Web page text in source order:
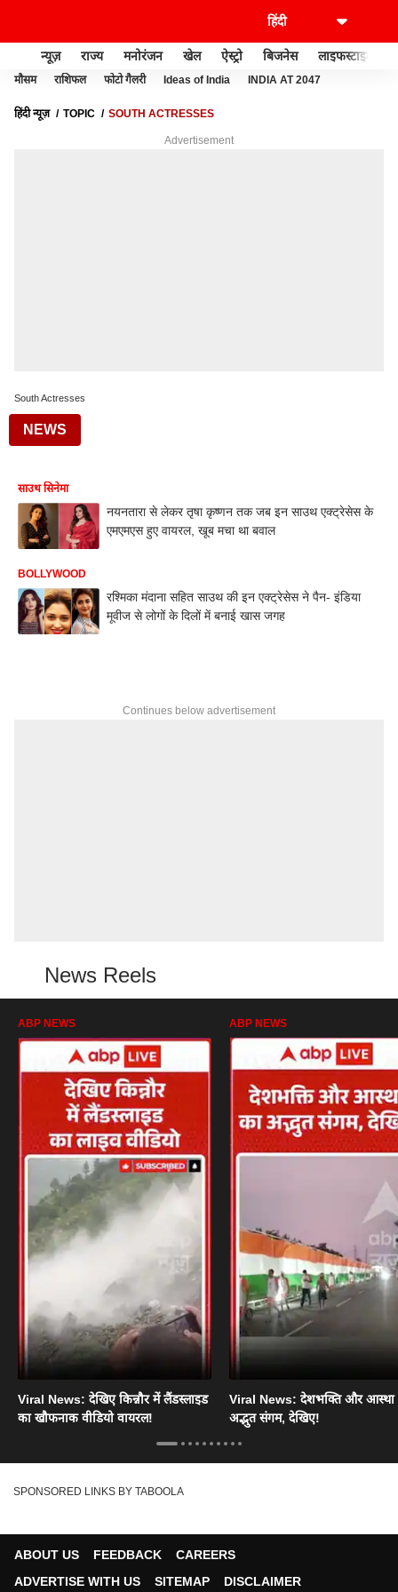
न्यूज़ राज्य मनोरंजन खेल ऐस्ट्रो बिजनेस लाइफस्टाइल
मौसम राशिफल फोटो गैलरी Ideas of India INDIA AT 2047
हिंदी न्यूज़ TOPIC SOUTH ACTRESSES
Advertisement
South Actresses
NEWS
साउथ सिनेमा
नयनतारा से लेकर तृषा कृष्णन तक जब इन साउथ एक्ट्रेसेस के
एमएमएस हुए वायरल, खूब मचा था बवाल
BOLLYWOOD
रश्मिका मंदाना सहित साउथ की इन एक्ट्रेसेस ने पैन- इंडिया
मूवीज से लोगों के दिलों में बनाई खास जगह
Continues below advertisement
News Reels
ABP NEWS
Viral News: देखिए किन्नौर में लैंडस्लाइड
का खौफनाक वीडियो वायरल!
ABP NEWS
Viral News: देशभक्ति और आस्था
अद्भुत संगम, देखिए!
SPONSORED LINKS BY TABOOLA
ABOUT US FEEDBACK
CAREERS
ADVERTISE WITH US
SITEMAP DISCLAIMER